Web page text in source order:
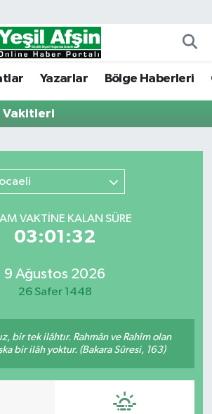
Yazarlar Bölge Haberleri
Vakitleri
VAKTİNE KALAN SÜRE
03:01:32
9 Ağustos 2026
26 Safer 1448
bir tek ilâhtır. Rahmân ve Rahîm olan
bir ilâh yoktur. (Bakara Sûresi, 163)
Nöbetçi Eczaneler
Namaz Vakitleri
Durumu ve Fikstür
Haberleri